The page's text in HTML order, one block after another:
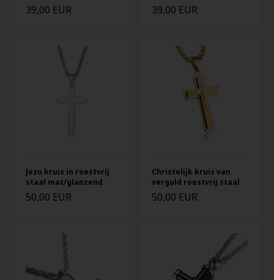
39,00 EUR 39,00 EUR
Jezu kruis in roestvrij
staal mat/glanzend
50,00 EUR
Christelijk kruis van
verguld roestvrij staal
50,00 EUR